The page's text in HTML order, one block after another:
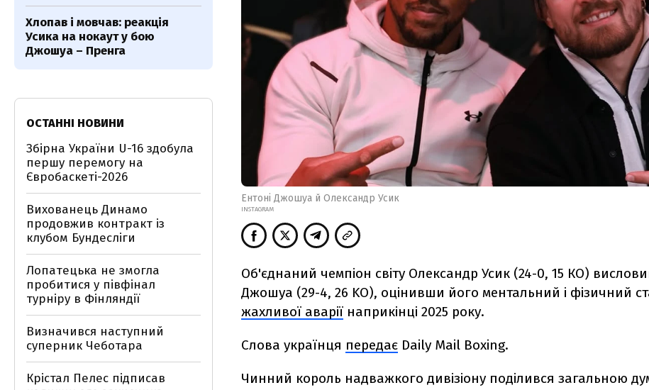
Ентоні Джошуа й Олександр Усик
INSTAGRAM
Об'єднаний чемпіон світу Олександр Усик (24-0, 15 КО)
Джошуа (29-4, 26 KO), оцінивши його ментальний і фізичний
жахливої аварії наприкінці 2025 року.
Слова українця передає Daily Mail Boxing.
Чинний король надважкого дивізіону поділився загальною
Хлопав і мовчав: реакція
Усика на нокаут у бою
Джошуа – Пренга
ОСТАННІ НОВИНИ
Збірна України U-16 здобула
першу перемогу на
Євробаскеті-2026
Вихованець Динамо
продовжив контракт із
клубом Бундесліги
Лопатецька не змогла
пробитися у півфінал
турніру в Фінляндії
Визначився наступний
суперник Чеботара
Крістал Пелес підписав